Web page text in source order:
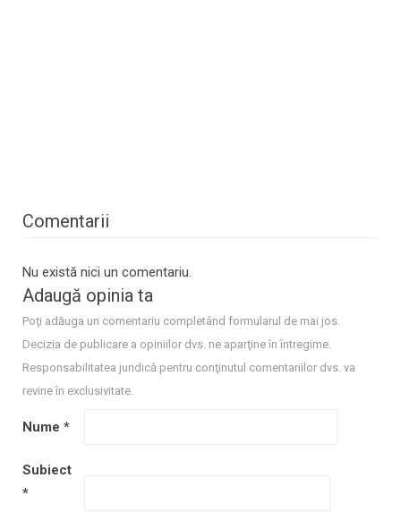
Comentarii
Nu există nici un comentariu.
Adaugă opinia ta
Poţi adăuga un comentariu completând formularul de mai jos.
Decizia de publicare a opiniilor dvs. ne aparţine în întregime.
Responsabilitatea juridică pentru conţinutul comentariilor dvs. va
revine în exclusivitate.
Nume *
Subiect
*